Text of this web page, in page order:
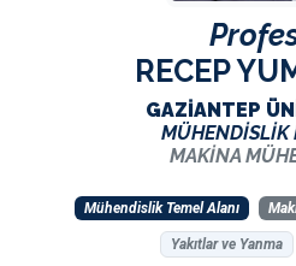
RECEP
GAZİANTEP
MÜHENDİSLİK
MAKİNA
Mühendislik Temel Alanı
Yakıtlar ve Yanma